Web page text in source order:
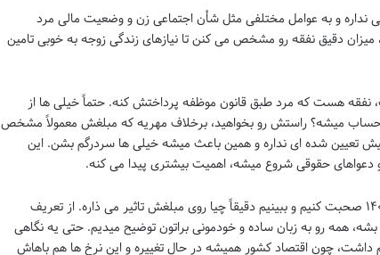
قبل، رقم ثابتی نداره و به عوامل مختلفی مثل شأن اجتماعی زن و وضعیت مالی مرد
میزان دقیق نفقه رو مشخص می کنن تا نیازهای زندگی زوجه به خوبی تامین
نفقه هست که مرد طبق قانون موظفه پرداختش کنه. حتماً خیلی ها از
میشه؟ راستش رو بخواهید، برخلاف مهریه که مبلغش معمولاً مشخص
تعیین شده ای نداره و همین باعث میشه خیلی ها سردرگم بشن. این
حقوقی شروع میشه، اهمیت بیشتری پیدا می کنه.
تو این مقاله می خوایم حسابی راجع به نرخ نفقه زن ۱۴۰۳ صحبت کنیم و ببینیم دقیقاً چیا روی مبلغش تاثیر می ذاره. از تعریف
همه رو به زبان ساده و خودمونی براتون توضیح میدیم. حتی یه نگاهی
های احتمالی برای سال ۱۴۰۴ خواهیم داشت، چون اقتصاد کشور همیشه در حال تغییره و این نرخ ها هم باهاش